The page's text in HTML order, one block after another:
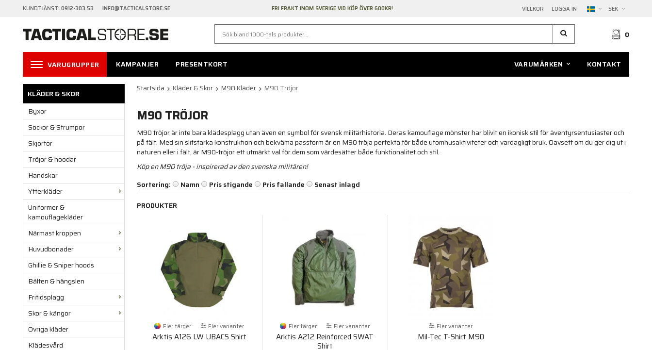
KUNDTJÄNST: 0912-303 53 INFO@TACTICALSTORE.SE VILLKOR LOGGA IN SEK
FRI FRAKT INOM SVERIGE VID KÖP ÖVER 600KR!
0
VARUGRUPPER KAMPANJER PRESENTKORT VARUMÄRKEN KONTAKT
KLÄDER & SKOR
Byxor
Sockor & Strumpor
Skjortor
Tröjor & hoodar
Handskar
Ytterkläder
Uniformer &
kamouflagekläder
Närmast kroppen
Huvudbonader
Ghillie & Sniper hoods
Bälten & hängslen
Fritidsplagg
Skor & kängor
Övriga kläder
Klädesvård
Startsida Kläder & Skor M90 Kläder M90 Tröjor
M90 TRÖJOR
M90 tröjor är inte bara klädesplagg utan även en symbol för svensk militärhistoria. Deras kamouflage mönster har blivit en ikonisk stil för äventyrsentusiaster och
på fält. Med sin slitstarka konstruktion och bekväma passform är en M90 tröja perfekta för både utomhusaktiviteter och vardagligt bruk. Oavsett om du ger dig ut i
naturen eller i fält, är M90-tröjor ett utmärkt val för dem som värdesätter både funktionalitet och stil.
Köp en M90 tröja - inspirerad av den svenska militären!
Sortering:
Namn Pris stigande Pris fallande
Senast inlagd
PRODUKTER
Fler färger Fler varianter
Arktis A126 LW UBACS Shirt
Fler färger Fler varianter
Arktis A212 Reinforced SWAT
Shirt
Fler varianter
Mil-Tec T-Shirt M90